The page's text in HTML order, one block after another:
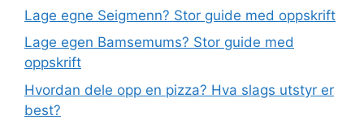
Lage egne Seigmenn? Stor guide med oppskrift
Lage egen Bamsemums? Stor guide med
oppskrift
Hvordan dele opp en pizza? Hva slags utstyr er
best?